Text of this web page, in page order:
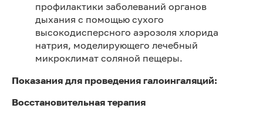
профилактики заболеваний органов
дыхания с помощью сухого
высокодисперсного аэрозоля хлорида
натрия, моделирующего лечебный
микроклимат соляной пещеры.
Показания для проведения галоингаляций:
Восстановительная терапия